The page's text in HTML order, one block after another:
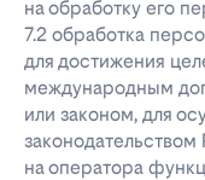
на обработку его
7.2 обработка
для достижения
международным
или законом, для
на оператора